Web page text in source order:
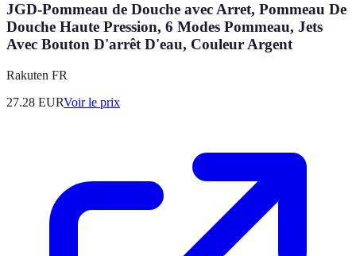
JGD-Pommeau de Douche avec Arret, Pommeau De
Douche Haute Pression, 6 Modes Pommeau, Jets
Avec Bouton D'arrêt D'eau, Couleur Argent
Rakuten FR
27.28 EURVoir le prix